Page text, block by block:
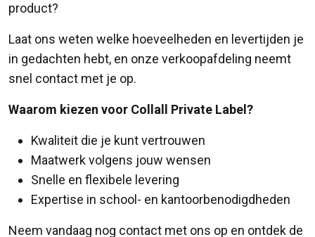
product?
Laat ons weten welke hoeveelheden en levertijden je
in gedachten hebt, en onze verkoopafdeling neemt
snel contact met je op.
Waarom kiezen voor Collall Private Label?
Kwaliteit die je kunt vertrouwen
Maatwerk volgens jouw wensen
Snelle en flexibele levering
Expertise in school- en kantoorbenodigdheden
Neem vandaag nog contact met ons op en ontdek de